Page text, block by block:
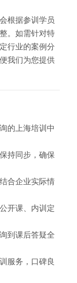
根据参训学员
。如需针对特
行业的案例分
我们为您提供
的上海培训中
持同步，确保
合企业实际情
开课、内训定
到课后答疑全
服务，口碑良